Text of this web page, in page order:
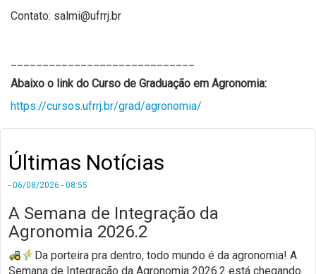
Contato: salmi@ufrrj.br
Abaixo o link do Curso de Graduação em Agronomia:
https://cursos.ufrrj.br/grad/agronomia/
Últimas Notícias
- 06/08/2026 - 08:55
A Semana de Integração da
Agronomia 2026.2
Da porteira pra dentro, todo mundo é da agronomia! ​A
Semana de Integração da Agronomia 2026.2 está chegando